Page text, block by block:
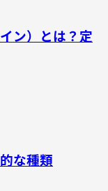
ン）とは？定
な種類